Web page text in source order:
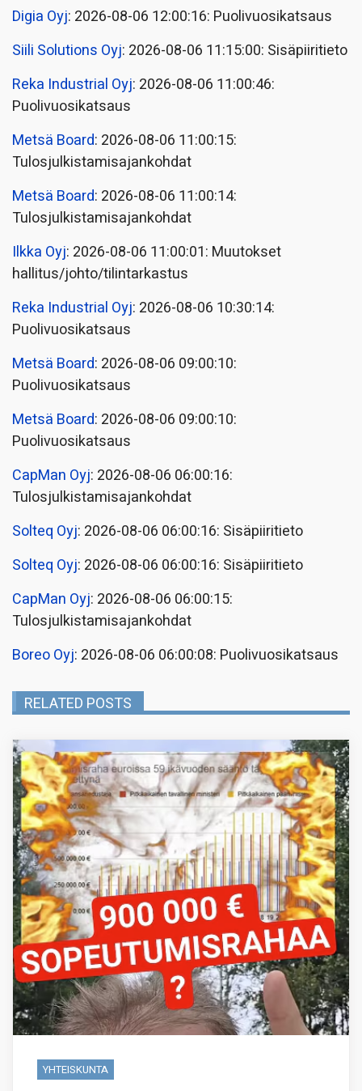
Digia Oyj: 2026-08-06 12:00:16: Puolivuosikatsaus
Siili Solutions Oyj: 2026-08-06 11:15:00: Sisäpiiritieto
Reka Industrial Oyj: 2026-08-06 11:00:46:
Puolivuosikatsaus
Metsä Board: 2026-08-06 11:00:15:
Tulosjulkistamisajankohdat
Metsä Board: 2026-08-06 11:00:14:
Tulosjulkistamisajankohdat
Ilkka Oyj: 2026-08-06 11:00:01: Muutokset
hallitus/johto/tilintarkastus
Reka Industrial Oyj: 2026-08-06 10:30:14:
Puolivuosikatsaus
Metsä Board: 2026-08-06 09:00:10:
Puolivuosikatsaus
Metsä Board: 2026-08-06 09:00:10:
Puolivuosikatsaus
CapMan Oyj: 2026-08-06 06:00:16:
Tulosjulkistamisajankohdat
Solteq Oyj: 2026-08-06 06:00:16: Sisäpiiritieto
Solteq Oyj: 2026-08-06 06:00:16: Sisäpiiritieto
CapMan Oyj: 2026-08-06 06:00:15:
Tulosjulkistamisajankohdat
Boreo Oyj: 2026-08-06 06:00:08: Puolivuosikatsaus
RELATED POSTS
YHTEISKUNTA